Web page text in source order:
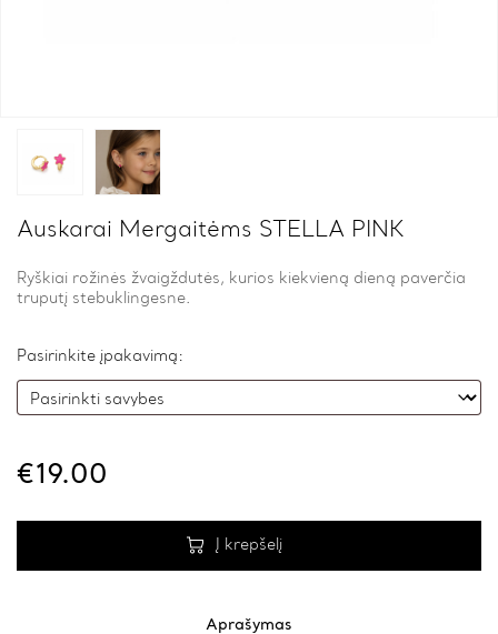
Auskarai Mergaitėms STELLA PINK
€19.00
Ryškiai rožinės žvaigždutės, kurios kiekvieną dieną paverčia
truputį stebuklingesne.
Pasirinkite įpakavimą:
Į krepšelį
Aprašymas